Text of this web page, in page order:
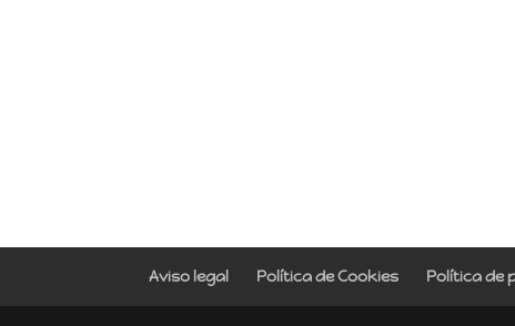
Aviso legal Política de Cookies Política de